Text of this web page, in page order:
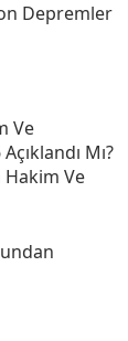
Depremler
Ve
Mı?
Ve